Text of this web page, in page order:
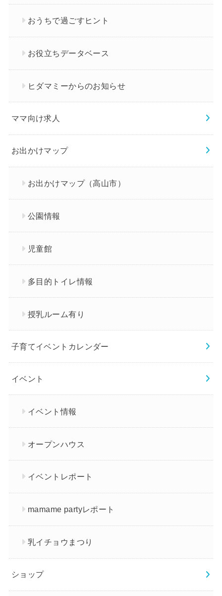
おうちで過ごすヒント
お役立ちデータベース
ヒダマミーからのお知らせ
ママ向け求人
お出かけマップ
お出かけマップ（高山市）
公園情報
児童館
多目的トイレ情報
授乳ルーム有り
子育てイベントカレンダー
イベント
イベント情報
オープンハウス
イベントレポート
mamame partyレポート
乳イチョウまつり
ショップ